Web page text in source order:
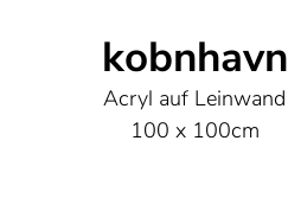
kobnhavn
Acryl auf Leinwand
100 x 100cm